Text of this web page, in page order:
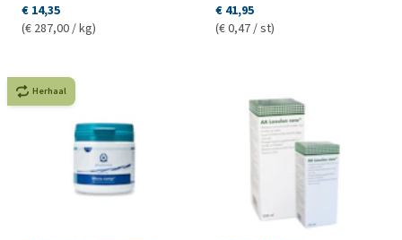
€ 14,35
(€ 287,00 / kg)
€ 41,95
(€ 0,47 / st)
Herhaal